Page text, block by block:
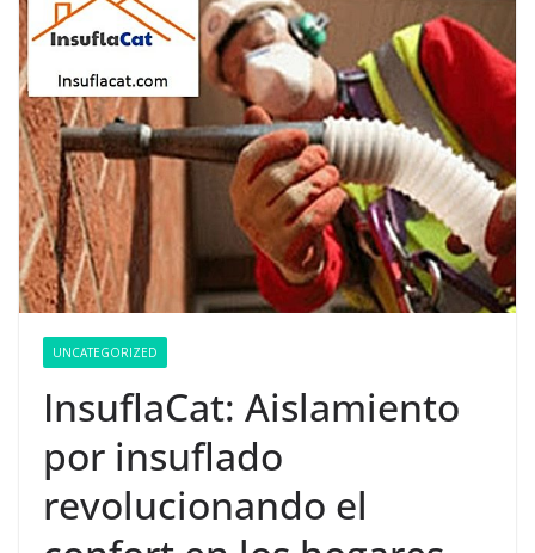
UNCATEGORIZED
InsuflaCat: Aislamiento
por insuflado
revolucionando el